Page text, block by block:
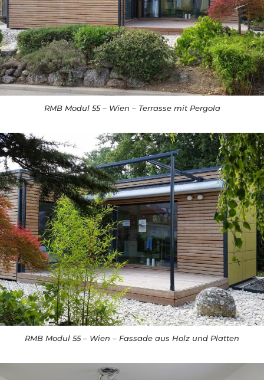
RMB Modul 55 – Wien – Terrasse mit Pergola
RMB Modul 55 – Wien – Fassade aus Holz und Platten